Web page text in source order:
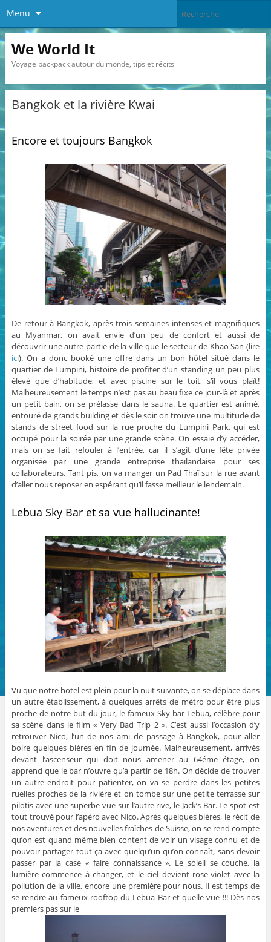
Menu
We World It
Voyage backpack autour du monde, tips et récits
Bangkok et la rivière Kwai
Encore et toujours Bangkok
De retour à Bangkok, après trois semaines intenses et magnifiques
au Myanmar, on avait envie d’un peu de confort et aussi de
découvrir une autre partie de la ville que le secteur de Khao San (lire
ici). On a donc booké une offre dans un bon hôtel situé dans le
quartier de Lumpini, histoire de profiter d’un standing un peu plus
élevé que d’habitude, et avec piscine sur le toit, s’il vous plaît!
Malheureusement le temps n’est pas au beau fixe ce jour-là et après
un petit bain, on se prélasse dans le sauna. Le quartier est animé,
entouré de grands building et dès le soir on trouve une multitude de
stands de street food sur la rue proche du Lumpini Park, qui est
occupé pour la soirée par une grande scène. On essaie d’y accéder,
mais on se fait refouler à l’entrée, car il s’agit d’une fête privée
organisée par une grande entreprise thaïlandaise pour ses
collaborateurs. Tant pis, on va manger un Pad Thaï sur la rue avant
d’aller nous reposer en espérant qu’il fasse meilleur le lendemain.
Lebua Sky Bar et sa vue hallucinante!
Vu que notre hotel est plein pour la nuit suivante, on se déplace dans
un autre établissement, à quelques arrêts de métro pour être plus
proche de notre but du jour, le fameux Sky bar Lebua, célèbre pour
sa scène dans le film « Very Bad Trip 2 ». C’est aussi l’occasion d’y
retrouver Nico, l’un de nos ami de passage à Bangkok, pour aller
boire quelques bières en fin de journée. Malheureusement, arrivés
devant l’ascenseur qui doit nous amener au 64éme étage, on
apprend que le bar n’ouvre qu’à partir de 18h. On décide de trouver
un autre endroit pour patienter, on va se perdre dans les petites
ruelles proches de la rivière et on tombe sur une petite terrasse sur
pilotis avec une superbe vue sur l’autre rive, le Jack’s Bar. Le spot est
tout trouvé pour l’apéro avec Nico. Après quelques bières, le récit de
nos aventures et des nouvelles fraîches de Suisse, on se rend compte
qu’on est quand même bien content de voir un visage connu et de
pouvoir partager tout ça avec quelqu’un qu’on connaît, sans devoir
passer par la case « faire connaissance ». Le soleil se couche, la
lumière commence à changer, et le ciel devient rose-violet avec la
pollution de la ville, encore une première pour nous. Il est temps de
se rendre au fameux rooftop du Lebua Bar et quelle vue !!! Dès nos
premiers pas sur le